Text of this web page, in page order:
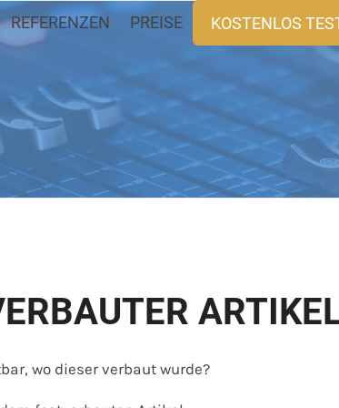
REFERENZEN PREISE KOSTENLOS
wo dieser verbaut wurde?